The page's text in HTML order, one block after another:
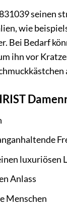
seinen
wie
Bei Bedarf
ihn vor
luxuriösen
Anlass
Menschen